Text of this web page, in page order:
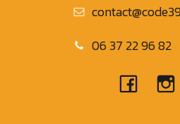
06 37 22 96 82